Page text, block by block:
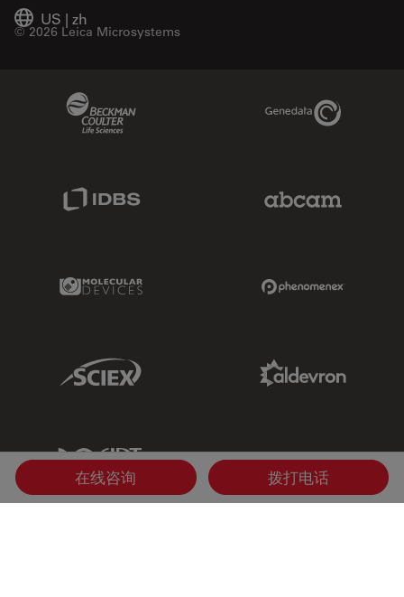
US | zh
© 2026 Leica Microsystems
Genedata Link
Molecular Devices Link
Sciex Link
IDT Link
在线咨询 拨打电话